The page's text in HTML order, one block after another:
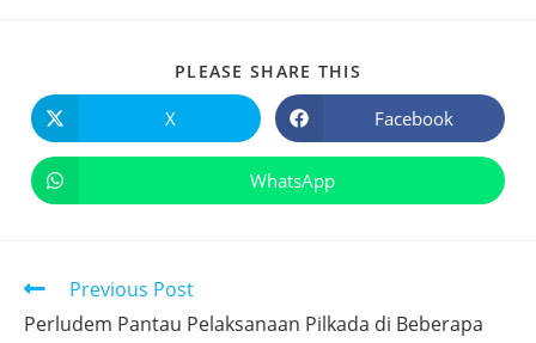
PLEASE SHARE THIS
X Facebook
WhatsApp
Previous Post
Perludem Pantau Pelaksanaan Pilkada di Beberapa